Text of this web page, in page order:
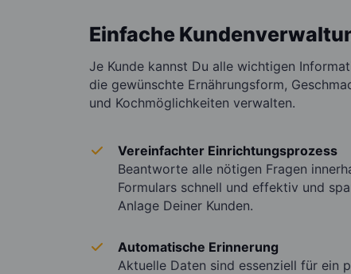
Einfache
Je Kunde kannst Du alle wichtigen
die gewünschte Ernährungsform,
und Kochmöglichkeiten verwalten.
Vereinfachter Einrichtungsprozess
Beantworte alle nötigen Fragen
Formulars schnell und effektiv und
Anlage Deiner Kunden.
Automatische Erinnerung
Aktuelle Daten sind essenziell für ein